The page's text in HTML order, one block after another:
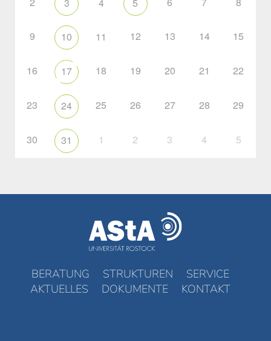
9 10 11 12 13 14 15
16 17 18 19 20 21 22
23 24 25 26 27 28 29
30 31 1 2 3 4 5
BERATUNG STRUKTUREN
SERVICE
AKTUELLES
DOKUMENTE KONTAKT